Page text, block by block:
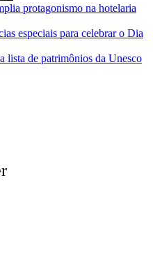
protagonismo na hotelaria
especiais para celebrar o Dia
lista de patrimônios da Unesco